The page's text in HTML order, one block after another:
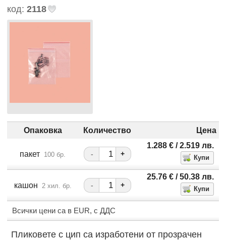
код: 2118
Опаковка Количество Цена
пакет 100 бр. - +
1.288 €/ 2.519 лв.
кашон 2 хил. бр. - +
25.76 €/ 50.38 лв.
Всички цени са в EUR, с ДДС
Пликовете с цип са изработени от прозрачен